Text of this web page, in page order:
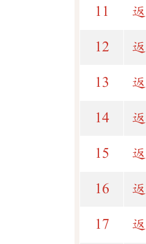
11 返
12 返
13 返
14 返
15 返
16 返
17 返